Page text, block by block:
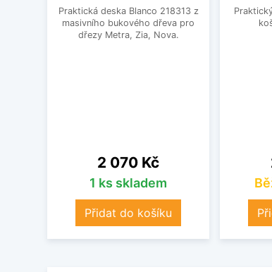
Praktická deska Blanco 218313 z
masivního bukového dřeva pro
dřezy Metra, Zia, Nova.
Cena
2 070 Kč
1 ks skladem
Přidat do košíku